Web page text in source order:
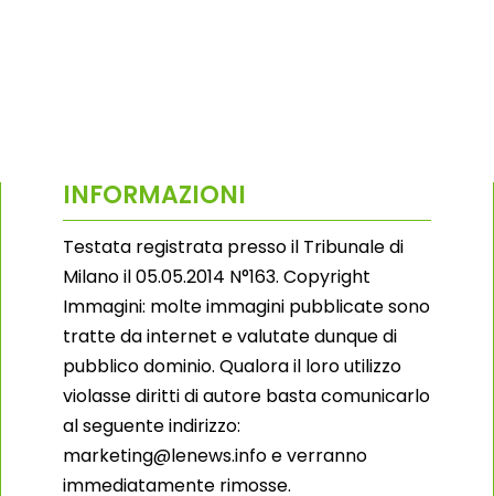
INFORMAZIONI
Testata registrata presso il Tribunale di
Milano il 05.05.2014 N°163. Copyright
Immagini: molte immagini pubblicate sono
tratte da internet e valutate dunque di
pubblico dominio. Qualora il loro utilizzo
violasse diritti di autore basta comunicarlo
al seguente indirizzo:
marketing@lenews.info e verranno
immediatamente rimosse.